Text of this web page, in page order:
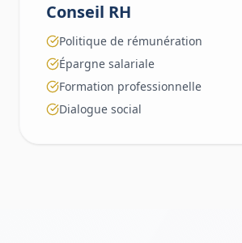
Conseil RH
Politique de rémunération
Épargne salariale
Formation professionnelle
Dialogue social